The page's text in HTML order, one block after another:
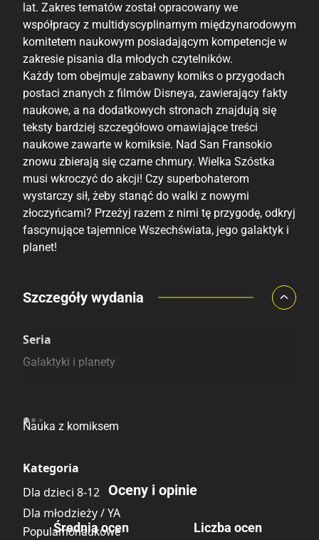
lat. Zakres tematów został opracowany we
współpracy z multidyscyplinarnym międzynarodowym
komitetem naukowym posiadającym kompetencje w
zakresie pisania dla młodych czytelników.
Każdy tom obejmuje zabawny komiks o przygodach
postaci znanych z filmów Disneya, zawierający fakty
naukowe, a na dodatkowych stronach znajdują się
teksty bardziej szczegółowo omawiające treści
naukowe zawarte w komiksie. Nad San Fransokio
znowu zbierają się czarne chmury. Wielka Szóstka
musi wkroczyć do akcji! Czy superbohaterom
wystarczy sił, żeby stanąć do walki z nowymi
złoczyńcami? Przeżyj razem z nimi tę przygodę, odkryj
fascynujące tajemnice Wszechświata, jego galaktyk i
planet!
Porównaj ceny
Szczegóły wydania
Seria
Galaktyki i planety
Nauka z komiksem
Kategoria
Dla dzieci 8-12
Dla młodzieży / YA
Popularnonaukowe
Oceny i opinie
Średnia ocen Liczba ocen